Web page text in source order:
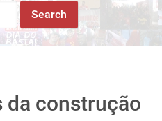
da construção